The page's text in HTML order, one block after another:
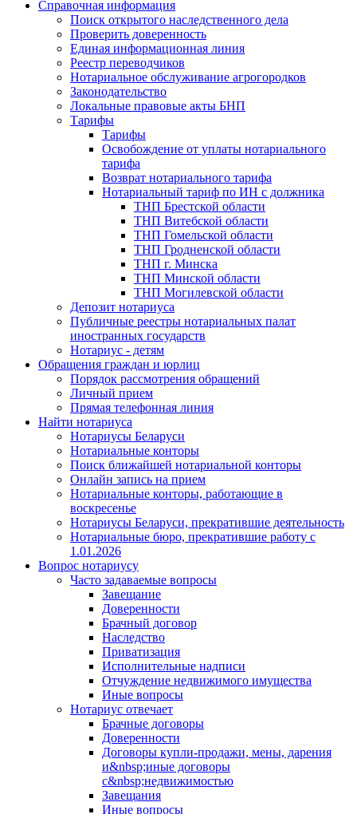
Справочная информация
Поиск открытого наследственного дела
Проверить доверенность
Единая информационная линия
Реестр переводчиков
Нотариальное обслуживание агрогородков
Законодательство
Локальные правовые акты БНП
Тарифы
Тарифы
Освобождение от уплаты нотариального
тарифа
Возврат нотариального тарифа
Нотариальный тариф по ИН с должника
ТНП Брестской области
ТНП Витебской области
ТНП Гомельской области
ТНП Гродненской области
ТНП г. Минска
ТНП Минской области
ТНП Могилевской области
Депозит нотариуса
Публичные реестры нотариальных палат
иностранных государств
Нотариус - детям
Обращения граждан и юрлиц
Порядок рассмотрения обращений
Личный прием
Прямая телефонная линия
Найти нотариуса
Нотариусы Беларуси
Нотариальные конторы
Поиск ближайшей нотариальной конторы
Онлайн запись на прием
Нотариальные конторы, работающие в
воскресенье
Нотариусы Беларуси, прекратившие деятельность
Нотариальные бюро, прекратившие работу с
1.01.2026
Вопрос нотариусу
Часто задаваемые вопросы
Завещание
Доверенности
Брачный договор
Наследство
Приватизация
Исполнительные надписи
Отчуждение недвижимого имущества
Иные вопросы
Нотариус отвечает
Брачные договоры
Доверенности
Договоры купли-продажи, мены, дарения
и&nbsp;иные договоры
с&nbsp;недвижимостью
Завещания
Иные вопросы